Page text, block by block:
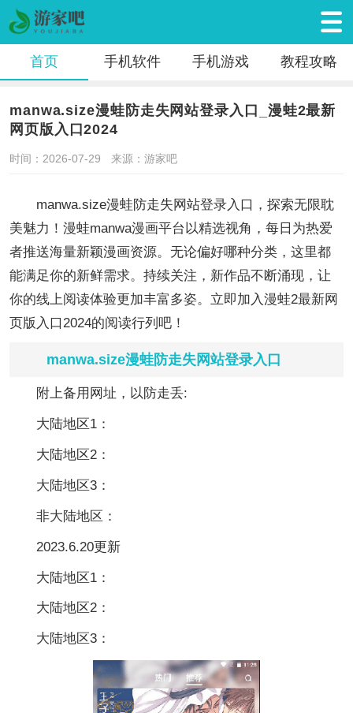
首页 手机软件 手机游戏 教程攻略
manwa.size漫蛙防走失网站登录入口_漫蛙2最新
网页版入口2024
时间：2026-07-29 来源：游家吧
manwa.size漫蛙防走失网站登录入口，探索无限耽
美魅力！漫蛙manwa漫画平台以精选视角，每日为热爱
者推送海量新颖漫画资源。无论偏好哪种分类，这里都
能满足你的新鲜需求。持续关注，新作品不断涌现，让
你的线上阅读体验更加丰富多姿。立即加入漫蛙2最新网
页版入口2024的阅读行列吧！
manwa.size漫蛙防走失网站登录入口
附上备用网址，以防走丢:
大陆地区1：
大陆地区2：
大陆地区3：
非大陆地区：
2023.6.20更新
大陆地区1：
大陆地区2：
大陆地区3：